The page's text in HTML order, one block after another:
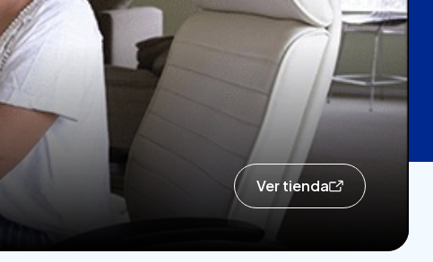
Ver tienda